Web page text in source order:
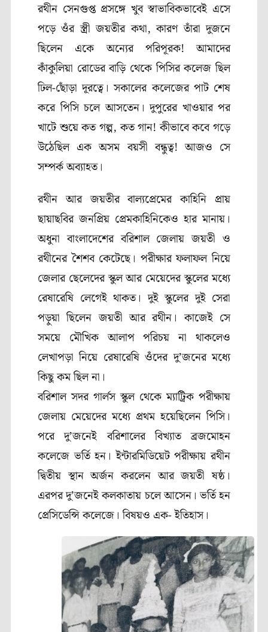
রথীন সেনগুপ্ত প্রসঙ্গে খুব স্বাভাবিকভাবেই এসে
পড়ে ওঁর স্ত্রী জয়তীর কথা, কারণ তাঁরা দুজনে
ছিলেন একে অন্যের পরিপূরক! আমাদের
কাঁকুলিয়া রোডের বাড়ি থেকে পিসির কলেজ ছিল
ঢিল-ছোঁড়া দূরত্বে। সকালের কলেজের পাট শেষ
করে পিসি চলে আসতেন। দুপুরের খাওয়ার পর
খাটে শুয়ে কত গল্প, কত গান! কীভাবে কবে গড়ে
উঠেছিল এক অসম বয়সী বন্ধুত্ব! আজও সে
সম্পর্ক অব্যাহত।
রথীন আর জয়তীর বাল্যপ্রেমের কাহিনি প্রায়
ছায়াছবির জনপ্রিয় প্রেমকাহিনিকেও হার মানায়।
অধুনা বাংলাদেশের বরিশাল জেলায় জয়তী ও
রথীনের শৈশব কেটেছে। পরীক্ষার ফলাফল নিয়ে
জেলার ছেলেদের স্কুল আর মেয়েদের স্কুলের মধ্যে
রেষারেষি লেগেই থাকত। দুই স্কুলের দুই সেরা
পড়ুয়া ছিলেন জয়তী আর রথীন। কাজেই সে
সময়ে মৌখিক আলাপ পরিচয় না থাকলেও
লেখাপড়া নিয়ে রেষারেষি ওঁদের দু’জনের মধ্যে
কিছু কম ছিল না।
বরিশাল সদর গার্লস স্কুল থেকে ম্যাট্রিক পরীক্ষায়
জেলায় মেয়েদের মধ্যে প্রথম হয়েছিলেন পিসি।
পরে দু’জনেই বরিশালের বিখ্যাত ব্রজমোহন
কলেজে ভর্তি হন। ইন্টারমিডিয়েট পরীক্ষায় রথীন
দ্বিতীয় স্থান অর্জন করলেন আর জয়তী ষষ্ঠ।
এরপর দু’জনেই কলকাতায় চলে আসেন। ভর্তি হন
প্রেসিডেন্সি কলেজে। বিষয়ও এক- ইতিহাস।